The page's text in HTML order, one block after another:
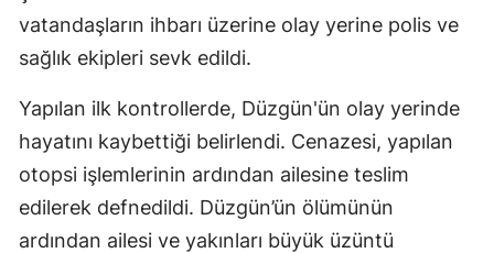
Kastamonu
Kırklareli
Kırşehir
Kocaeli
vatandaşların ihbarı üzerine olay yerine polis ve
sağlık ekipleri sevk edildi.
Yapılan ilk kontrollerde, Düzgün'ün olay yerinde
hayatını kaybettiği belirlendi. Cenazesi, yapılan
otopsi işlemlerinin ardından ailesine teslim
edilerek defnedildi. Düzgün’ün ölümünün
ardından ailesi ve yakınları büyük üzüntü